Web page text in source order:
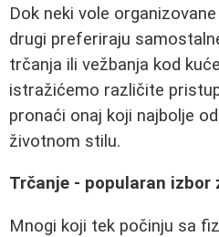
Dok neki vole
drugi preferiraju
trčanja ili vežbanja kod
istražićemo različite
pronaći onaj koji najbolje
životnom stilu.
Trčanje - popularan izbor
Mnogi koji tek počinju sa